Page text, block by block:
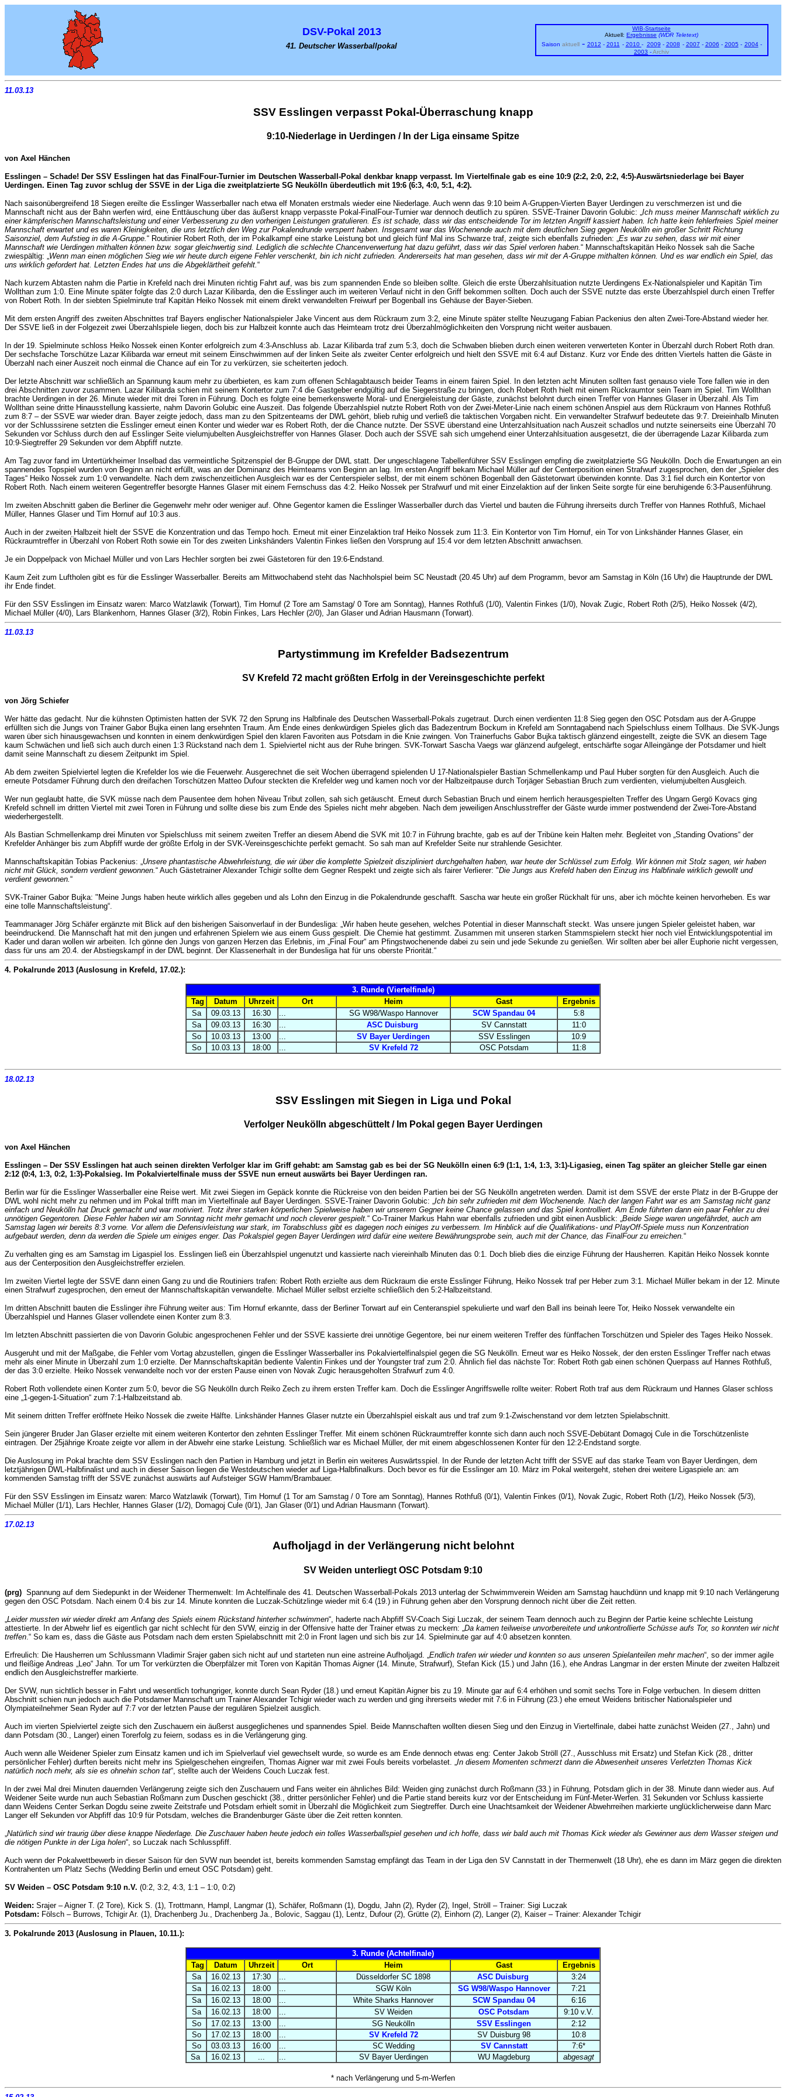
DSV-Pokal 2013
41. Deutscher Wasserballpokal
WIB-Startseite
Aktuell: Ergebnisse (WDR Teletext)
Saison aktuell - 2012 - 2011 - 2010 - 2009 - 2008 - 2007 - 2006 - 2005 - 2004-
2003 -Archiv
11.03.13
SSV Esslingen verpasst Pokal-Überraschung knapp
9:10-Niederlage in Uerdingen / In der Liga einsame Spitze
von Axel Hänchen
Esslingen – Schade! Der SSV Esslingen hat das FinalFour-Turnier im Deutschen Wasserball-Pokal denkbar knapp verpasst. Im Viertelfinale gab es eine 10:9 (2:2, 2:0, 2:2, 4:5)-Auswärtsniederlage bei Bayer
Uerdingen. Einen Tag zuvor schlug der SSVE in der Liga die zweitplatzierte SG Neukölln überdeutlich mit 19:6 (6:3, 4:0, 5:1, 4:2).
Nach saisonübergreifend 18 Siegen ereilte die Esslinger Wasserballer nach etwa elf Monaten erstmals wieder eine Niederlage. Auch wenn das 9:10 beim A-Gruppen-Vierten Bayer Uerdingen zu verschmerzen ist und die
Mannschaft nicht aus der Bahn werfen wird, eine Enttäuschung über das äußerst knapp verpasste Pokal-FinalFour-Turnier war dennoch deutlich zu spüren. SSVE-Trainer Davorin Golubic: „Ich muss meiner Mannschaft wirklich zu
einer kämpferischen Mannschaftsleistung und einer Verbesserung zu den vorherigen Leistungen gratulieren. Es ist schade, dass wir das entscheidende Tor im letzten Angriff kassiert haben. Ich hatte kein fehlerfreies Spiel meiner
Mannschaft erwartet und es waren Kleinigkeiten, die uns letztlich den Weg zur Pokalendrunde versperrt haben. Insgesamt war das Wochenende auch mit dem deutlichen Sieg gegen Neukölln ein großer Schritt Richtung
Saisonziel, dem Aufstieg in die A-Gruppe.“ Routinier Robert Roth, der im Pokalkampf eine starke Leistung bot und gleich fünf Mal ins Schwarze traf, zeigte sich ebenfalls zufrieden: „Es war zu sehen, dass wir mit einer
Mannschaft wie Uerdingen mithalten können bzw. sogar gleichwertig sind. Lediglich die schlechte Chancenverwertung hat dazu geführt, dass wir das Spiel verloren haben.“ Mannschaftskapitän Heiko Nossek sah die Sache
zwiespältig: „Wenn man einen möglichen Sieg wie wir heute durch eigene Fehler verschenkt, bin ich nicht zufrieden. Andererseits hat man gesehen, dass wir mit der A-Gruppe mithalten können. Und es war endlich ein Spiel, das
uns wirklich gefordert hat. Letzten Endes hat uns die Abgeklärtheit gefehlt.“
Nach kurzem Abtasten nahm die Partie in Krefeld nach drei Minuten richtig Fahrt auf, was bis zum spannenden Ende so bleiben sollte. Gleich die erste Überzahlsituation nutzte Uerdingens Ex-Nationalspieler und Kapitän Tim
Wollthan zum 1:0. Eine Minute später folgte das 2:0 durch Lazar Kilibarda, den die Esslinger auch im weiteren Verlauf nicht in den Griff bekommen sollten. Doch auch der SSVE nutzte das erste Überzahlspiel durch einen Treffer
von Robert Roth. In der siebten Spielminute traf Kapitän Heiko Nossek mit einem direkt verwandelten Freiwurf per Bogenball ins Gehäuse der Bayer-Sieben.
Mit dem ersten Angriff des zweiten Abschnittes traf Bayers englischer Nationalspieler Jake Vincent aus dem Rückraum zum 3:2, eine Minute später stellte Neuzugang Fabian Packenius den alten Zwei-Tore-Abstand wieder her.
Der SSVE ließ in der Folgezeit zwei Überzahlspiele liegen, doch bis zur Halbzeit konnte auch das Heimteam trotz drei Überzahlmöglichkeiten den Vorsprung nicht weiter ausbauen.
In der 19. Spielminute schloss Heiko Nossek einen Konter erfolgreich zum 4:3-Anschluss ab. Lazar Kilibarda traf zum 5:3, doch die Schwaben blieben durch einen weiteren verwerteten Konter in Überzahl durch Robert Roth dran.
Der sechsfache Torschütze Lazar Kilibarda war erneut mit seinem Einschwimmen auf der linken Seite als zweiter Center erfolgreich und hielt den SSVE mit 6:4 auf Distanz. Kurz vor Ende des dritten Viertels hatten die Gäste in
Überzahl nach einer Auszeit noch einmal die Chance auf ein Tor zu verkürzen, sie scheiterten jedoch.
Der letzte Abschnitt war schließlich an Spannung kaum mehr zu überbieten, es kam zum offenen Schlagabtausch beider Teams in einem fairen Spiel. In den letzten acht Minuten sollten fast genauso viele Tore fallen wie in den
drei Abschnitten zuvor zusammen. Lazar Kilibarda schien mit seinem Kontertor zum 7:4 die Gastgeber endgültig auf die Siegerstraße zu bringen, doch Robert Roth hielt mit einem Rückraumtor sein Team im Spiel. Tim Wollthan
brachte Uerdingen in der 26. Minute wieder mit drei Toren in Führung. Doch es folgte eine bemerkenswerte Moral- und Energieleistung der Gäste, zunächst belohnt durch einen Treffer von Hannes Glaser in Überzahl. Als Tim
Wollthan seine dritte Hinausstellung kassierte, nahm Davorin Golubic eine Auszeit. Das folgende Überzahlspiel nutzte Robert Roth von der Zwei-Meter-Linie nach einem schönen Anspiel aus dem Rückraum von Hannes Rothfuß
zum 8:7 – der SSVE war wieder dran. Bayer zeigte jedoch, dass man zu den Spitzenteams der DWL gehört, blieb ruhig und verließ die taktischen Vorgaben nicht. Ein verwandelter Strafwurf bedeutete das 9:7. Dreieinhalb Minuten
vor der Schlusssirene setzten die Esslinger erneut einen Konter und wieder war es Robert Roth, der die Chance nutzte. Der SSVE überstand eine Unterzahlsituation nach Auszeit schadlos und nutzte seinerseits eine Überzahl 70
Sekunden vor Schluss durch den auf Esslinger Seite vielumjubelten Ausgleichstreffer von Hannes Glaser. Doch auch der SSVE sah sich umgehend einer Unterzahlsituation ausgesetzt, die der überragende Lazar Kilibarda zum
10:9-Siegtreffer 29 Sekunden vor dem Abpfiff nutzte.
Am Tag zuvor fand im Untertürkheimer Inselbad das vermeintliche Spitzenspiel der B-Gruppe der DWL statt. Der ungeschlagene Tabellenführer SSV Esslingen empfing die zweitplatzierte SG Neukölln. Doch die Erwartungen an ein
spannendes Topspiel wurden von Beginn an nicht erfüllt, was an der Dominanz des Heimteams von Beginn an lag. Im ersten Angriff bekam Michael Müller auf der Centerposition einen Strafwurf zugesprochen, den der „Spieler des
Tages“ Heiko Nossek zum 1:0 verwandelte. Nach dem zwischenzeitlichen Ausgleich war es der Centerspieler selbst, der mit einem schönen Bogenball den Gästetorwart überwinden konnte. Das 3:1 fiel durch ein Kontertor von
Robert Roth. Nach einem weiteren Gegentreffer besorgte Hannes Glaser mit einem Fernschuss das 4:2. Heiko Nossek per Strafwurf und mit einer Einzelaktion auf der linken Seite sorgte für eine beruhigende 6:3-Pausenführung.
Im zweiten Abschnitt gaben die Berliner die Gegenwehr mehr oder weniger auf. Ohne Gegentor kamen die Esslinger Wasserballer durch das Viertel und bauten die Führung ihrerseits durch Treffer von Hannes Rothfuß, Michael
Müller, Hannes Glaser und Tim Hornuf auf 10:3 aus.
Auch in der zweiten Halbzeit hielt der SSVE die Konzentration und das Tempo hoch. Erneut mit einer Einzelaktion traf Heiko Nossek zum 11:3. Ein Kontertor von Tim Hornuf, ein Tor von Linkshänder Hannes Glaser, ein
Rückraumtreffer in Überzahl von Robert Roth sowie ein Tor des zweiten Linkshänders Valentin Finkes ließen den Vorsprung auf 15:4 vor dem letzten Abschnitt anwachsen.
Je ein Doppelpack von Michael Müller und von Lars Hechler sorgten bei zwei Gästetoren für den 19:6-Endstand.
Kaum Zeit zum Luftholen gibt es für die Esslinger Wasserballer. Bereits am Mittwochabend steht das Nachholspiel beim SC Neustadt (20.45 Uhr) auf dem Programm, bevor am Samstag in Köln (16 Uhr) die Hauptrunde der DWL
ihr Ende findet.
Für den SSV Esslingen im Einsatz waren: Marco Watzlawik (Torwart), Tim Hornuf (2 Tore am Samstag/ 0 Tore am Sonntag), Hannes Rothfuß (1/0), Valentin Finkes (1/0), Novak Zugic, Robert Roth (2/5), Heiko Nossek (4/2),
Michael Müller (4/0), Lars Blankenhorn, Hannes Glaser (3/2), Robin Finkes, Lars Hechler (2/0), Jan Glaser und Adrian Hausmann (Torwart).
11.03.13
Partystimmung im Krefelder Badsezentrum
SV Krefeld 72 macht größten Erfolg in der Vereinsgeschichte perfekt
von Jörg Schiefer
Wer hätte das gedacht. Nur die kühnsten Optimisten hatten der SVK 72 den Sprung ins Halbfinale des Deutschen Wasserball-Pokals zugetraut. Durch einen verdienten 11:8 Sieg gegen den OSC Potsdam aus der A-Gruppe
erfüllten sich die Jungs von Trainer Gabor Bujka einen lang ersehnten Traum. Am Ende eines denkwürdigen Spieles glich das Badezentrum Bockum in Krefeld am Sonntagabend nach Spielschluss einem Tollhaus. Die SVK-Jungs
waren über sich hinausgewachsen und konnten in einem denkwürdigen Spiel den klaren Favoriten aus Potsdam in die Knie zwingen. Von Trainerfuchs Gabor Bujka taktisch glänzend eingestellt, zeigte die SVK an diesem Tage
kaum Schwächen und ließ sich auch durch einen 1:3 Rückstand nach dem 1. Spielviertel nicht aus der Ruhe bringen. SVK-Torwart Sascha Vaegs war glänzend aufgelegt, entschärfte sogar Alleingänge der Potsdamer und hielt
damit seine Mannschaft zu diesem Zeitpunkt im Spiel.
Ab dem zweiten Spielviertel legten die Krefelder los wie die Feuerwehr. Ausgerechnet die seit Wochen überragend spielenden U 17-Nationalspieler Bastian Schmellenkamp und Paul Huber sorgten für den Ausgleich. Auch die
erneute Potsdamer Führung durch den dreifachen Torschützen Matteo Dufour steckten die Krefelder weg und kamen noch vor der Halbzeitpause durch Torjäger Sebastian Bruch zum verdienten, vielumjubelten Ausgleich.
Wer nun geglaubt hatte, die SVK müsse nach dem Pausentee dem hohen Niveau Tribut zollen, sah sich getäuscht. Erneut durch Sebastian Bruch und einem herrlich herausgespielten Treffer des Ungarn Gergö Kovacs ging
Krefeld schnell im dritten Viertel mit zwei Toren in Führung und sollte diese bis zum Ende des Spieles nicht mehr abgeben. Nach dem jeweiligen Anschlusstreffer der Gäste wurde immer postwendend der Zwei-Tore-Abstand
wiederhergestellt.
Als Bastian Schmellenkamp drei Minuten vor Spielschluss mit seinem zweiten Treffer an diesem Abend die SVK mit 10:7 in Führung brachte, gab es auf der Tribüne kein Halten mehr. Begleitet von „Standing Ovations“ der
Krefelder Anhänger bis zum Abpfiff wurde der größte Erfolg in der SVK-Vereinsgeschichte perfekt gemacht. So sah man auf Krefelder Seite nur strahlende Gesichter.
Mannschaftskapitän Tobias Packenius: „ Unsere phantastische Abwehrleistung, die wir über die komplette Spielzeit diszipliniert durchgehalten haben, war heute der Schlüssel zum Erfolg. Wir können mit Stolz sagen, wir haben
nicht mit Glück, sondern verdient gewonnen. “ Auch Gästetrainer Alexander Tchigir sollte dem Gegner Respekt und zeigte sich als fairer Verlierer: "Die Jungs aus Krefeld haben den Einzug ins Halbfinale wirklich gewollt und
verdient gewonnen. “
SVK-Trainer Gabor Bujka: "Meine Jungs haben heute wirklich alles gegeben und als Lohn den Einzug in die Pokalendrunde geschafft. Sascha war heute ein großer Rückhalt für uns, aber ich möchte keinen hervorheben. Es war
eine tolle Mannschaftsleistung“.
Teammanager Jörg Schäfer ergänzte mit Blick auf den bisherigen Saisonverlauf in der Bundesliga: „Wir haben heute gesehen, welches Potential in dieser Mannschaft steckt. Was unsere jungen Spieler geleistet haben, war
beeindruckend. Die Mannschaft hat mit den jungen und erfahrenen Spielern wie aus einem Guss gespielt. Die Chemie hat gestimmt. Zusammen mit unseren starken Stammspielern steckt hier noch viel Entwicklungspotential im
Kader und daran wollen wir arbeiten. Ich gönne den Jungs von ganzen Herzen das Erlebnis, im „Final Four“ am Pfingstwochenende dabei zu sein und jede Sekunde zu genießen. Wir sollten aber bei aller Euphorie nicht vergessen,
dass für uns am 20.4. der Abstiegskampf in der DWL beginnt. Der Klassenerhalt in der Bundesliga hat für uns oberste Priorität.“
4. Pokalrunde 2013 (Auslosung in Krefeld, 17.02.):
3. Runde (Viertelfinale)
Tag
Datum Uhrzeit Ort Heim Gast
Ergebnis
Sa
09.03.13 16:30 SG W98/Waspo Hannover SCW Spandau 04
5:8
Sa
09.03.13 16:30 ASC Duisburg SV Cannstatt
11:0
So
10.03.13 13:00 SV Bayer Uerdingen SSV Esslingen
10:9
So
10.03.13 18:00 SV Krefeld 72 OSC Potsdam 11:8
18.02.13
SSV Esslingen mit Siegen in Liga und Pokal
Verfolger Neukölln abgeschüttelt / Im Pokal gegen Bayer Uerdingen
von Axel Hänchen
Esslingen – Der SSV Esslingen hat auch seinen direkten Verfolger klar im Griff gehabt: am Samstag gab es bei der SG Neukölln einen 6:9 (1:1, 1:4, 1:3, 3:1)-Ligasieg, einen Tag später an gleicher Stelle gar einen
2:12 (0:4, 1:3, 0:2, 1:3)-Pokalsieg. Im Pokalviertelfinale muss der SSVE nun erneut auswärts bei Bayer Uerdingen ran.
Berlin war für die Esslinger Wasserballer eine Reise wert. Mit zwei Siegen im Gepäck konnte die Rückreise von den beiden Partien bei der SG Neukölln angetreten werden. Damit ist dem SSVE der erste Platz in der B-Gruppe der
DWL wohl nicht mehr zu nehmen und im Pokal trifft man im Viertelfinale auf Bayer Uerdingen. SSVE-Trainer Davorin Golubic: „ Ich bin sehr zufrieden mit dem Wochenende. Nach der langen Fahrt war es am Samstag nicht ganz
einfach und Neukölln hat Druck gemacht und war motiviert. Trotz ihrer starken körperlichen Spielweise haben wir unserem Gegner keine Chance gelassen und das Spiel kontrolliert. Am Ende führten dann ein paar Fehler zu drei
unnötigen Gegentoren. Diese Fehler haben wir am Sonntag nicht mehr gemacht und noch cleverer gespielt. “ Co-Trainer Markus Hahn war ebenfalls zufrieden und gibt einen Ausblick: „ Beide Siege waren ungefährdet, auch am
Samstag lagen wir bereits 8:3 vorne. Vor allem die Defensivleistung war stark, im Torabschluss gibt es dagegen noch einiges zu verbessern. Im Hinblick auf die Qualifikations- und PlayOff-Spiele muss nun Konzentration
aufgebaut werden, denn da werden die Spiele um einiges enger. Das Pokalspiel gegen Bayer Uerdingen wird dafür eine weitere Bewährungsprobe sein, auch mit der Chance, das FinalFour zu erreichen. “
Zu verhalten ging es am Samstag im Ligaspiel los. Esslingen ließ ein Überzahlspiel ungenutzt und kassierte nach viereinhalb Minuten das 0:1. Doch blieb dies die einzige Führung der Hausherren. Kapitän Heiko Nossek konnte
aus der Centerposition den Ausgleichstreffer erzielen.
Im zweiten Viertel legte der SSVE dann einen Gang zu und die Routiniers trafen: Robert Roth erzielte aus dem Rückraum die erste Esslinger Führung, Heiko Nossek traf per Heber zum 3:1. Michael Müller bekam in der 12. Minute
einen Strafwurf zugesprochen, den erneut der Mannschaftskapitän verwandelte. Michael Müller selbst erzielte schließlich den 5:2-Halbzeitstand.
Im dritten Abschnitt bauten die Esslinger ihre Führung weiter aus: Tim Hornuf erkannte, dass der Berliner Torwart auf ein Centeranspiel spekulierte und warf den Ball ins beinah leere Tor, Heiko Nossek verwandelte ein
Überzahlspiel und Hannes Glaser vollendete einen Konter zum 8:3.
Im letzten Abschnitt passierten die von Davorin Golubic angesprochenen Fehler und der SSVE kassierte drei unnötige Gegentore, bei nur einem weiteren Treffer des fünffachen Torschützen und Spieler des Tages Heiko Nossek.
Ausgeruht und mit der Maßgabe, die Fehler vom Vortag abzustellen, gingen die Esslinger Wasserballer ins Pokalviertelfinalspiel gegen die SG Neukölln. Erneut war es Heiko Nossek, der den ersten Esslinger Treffer nach etwas
mehr als einer Minute in Überzahl zum 1:0 erzielte. Der Mannschaftskapitän bediente Valentin Finkes und der Youngster traf zum 2:0. Ähnlich fiel das nächste Tor: Robert Roth gab einen schönen Querpass auf Hannes Rothfuß,
der das 3:0 erzielte. Heiko Nossek verwandelte noch vor der ersten Pause einen von Novak Zugic herausgeholten Strafwurf zum 4:0.
Robert Roth vollendete einen Konter zum 5:0, bevor die SG Neukölln durch Reiko Zech zu ihrem ersten Treffer kam. Doch die Esslinger Angriffswelle rollte weiter: Robert Roth traf aus dem Rückraum und Hannes Glaser schloss
eine „1-gegen-1-Situation“ zum 7:1-Halbzeitstand ab.
Mit seinem dritten Treffer eröffnete Heiko Nossek die zweite Hälfte. Linkshänder Hannes Glaser nutzte ein Überzahlspiel eiskalt aus und traf zum 9:1-Zwischenstand vor dem letzten Spielabschnitt.
Sein jüngerer Bruder Jan Glaser erzielte mit einem weiteren Kontertor den zehnten Esslinger Treffer. Mit einem schönen Rückraumtreffer konnte sich dann auch noch SSVE-Debütant Domagoj Cule in die Torschützenliste
eintragen. Der 25jährige Kroate zeigte vor allem in der Abwehr eine starke Leistung. Schließlich war es Michael Müller, der mit einem abgeschlossenen Konter für den 12:2-Endstand sorgte.
Die Auslosung im Pokal brachte dem SSV Esslingen nach den Partien in Hamburg und jetzt in Berlin ein weiteres Auswärtsspiel. In der Runde der letzten Acht trifft der SSVE auf das starke Team von Bayer Uerdingen, dem
letztjährigen DWL-Halbfinalist und auch in dieser Saison liegen die Westdeutschen wieder auf Liga-Halbfinalkurs. Doch bevor es für die Esslinger am 10. März im Pokal weitergeht, stehen drei weitere Ligaspiele an: am
kommenden Samstag trifft der SSVE zunächst auswärts auf Aufsteiger SGW Hamm/Brambauer.
Für den SSV Esslingen im Einsatz waren: Marco Watzlawik (Torwart), Tim Hornuf (1 Tor am Samstag / 0 Tore am Sonntag), Hannes Rothfuß (0/1), Valentin Finkes (0/1), Novak Zugic, Robert Roth (1/2), Heiko Nossek (5/3),
Michael Müller (1/1), Lars Hechler, Hannes Glaser (1/2), Domagoj Cule (0/1), Jan Glaser (0/1) und Adrian Hausmann (Torwart).
17.02.13
Aufholjagd in der Verlängerung nicht belohnt
SV Weiden unterliegt OSC Potsdam 9:10
(prg) Spannung auf dem Siedepunkt in der Weidener Thermenwelt: Im Achtelfinale des 41. Deutschen Wasserball-Pokals 2013 unterlag der Schwimmverein Weiden am Samstag hauchdünn und knapp mit 9:10 nach Verlängerung
gegen den OSC Potsdam. Nach einem 0:4 bis zur 14. Minute konnten die Luczak-Schützlinge wieder mit 6:4 (19.) in Führung gehen aber den Vorsprung dennoch nicht über die Zeit retten.
„Leider mussten wir wieder direkt am Anfang des Spiels einem Rückstand hinterher schwimmen“, haderte nach Abpfiff SV-Coach Sigi Luczak, der seinem Team dennoch auch zu Beginn der Partie keine schlechte Leistung
attestierte. In der Abwehr lief es eigentlich gar nicht schlecht für den SVW, einzig in der Offensive hatte der Trainer etwas zu meckern: „Da kamen teilweise unvorbereitete und unkontrollierte Schüsse aufs Tor, so konnten wir nicht
treffen.“ So kam es, dass die Gäste aus Potsdam nach dem ersten Spielabschnitt mit 2:0 in Front lagen und sich bis zur 14. Spielminute gar auf 4:0 absetzen konnten.
Erfreulich: Die Hausherren um Schlussmann Vladimir Srajer gaben sich nicht auf und starteten nun eine astreine Aufholjagd. „Endlich trafen wir wieder und konnten so aus unseren Spielanteilen mehr machen“, so der immer agile
und fleißige Andreas „Leo“ Jahn. Tor um Tor verkürzten die Oberpfälzer mit Toren von Kapitän Thomas Aigner (14. Minute, Strafwurf), Stefan Kick (15.) und Jahn (16.), ehe Andras Langmar in der ersten Minute der zweiten Halbzeit
endlich den Ausgleichstreffer markierte.
Der SVW, nun sichtlich besser in Fahrt und wesentlich torhungriger, konnte durch Sean Ryder (18.) und erneut Kapitän Aigner bis zu 19. Minute gar auf 6:4 erhöhen und somit sechs Tore in Folge verbuchen. In diesem dritten
Abschnitt schien nun jedoch auch die Potsdamer Mannschaft um Trainer Alexander Tchigir wieder wach zu werden und ging ihrerseits wieder mit 7:6 in Führung (23.) ehe erneut Weidens britischer Nationalspieler und
Olympiateilnehmer Sean Ryder auf 7:7 vor der letzten Pause der regulären Spielzeit ausglich.
Auch im vierten Spielviertel zeigte sich den Zuschauern ein äußerst ausgeglichenes und spannendes Spiel. Beide Mannschaften wollten diesen Sieg und den Einzug in Viertelfinale, dabei hatte zunächst Weiden (27., Jahn) und
dann Potsdam (30., Langer) einen Torerfolg zu feiern, sodass es in die Verlängerung ging.
Auch wenn alle Weidener Spieler zum Einsatz kamen und ich im Spielverlauf viel gewechselt wurde, so wurde es am Ende dennoch etwas eng: Center Jakob Ströll (27., Ausschluss mit Ersatz) und Stefan Kick (28., dritter
persönlicher Fehler) durften bereits nicht mehr ins Spielgeschehen eingreifen, Thomas Aigner war mit zwei Fouls bereits vorbelastet. „In diesem Momenten schmerzt dann die Abwesenheit unseres Verletzten Thomas Kick
natürlich noch mehr, als sie es ohnehin schon tat“, stellte auch der Weidens Couch Luczak fest.
In der zwei Mal drei Minuten dauernden Verlängerung zeigte sich den Zuschauern und Fans weiter ein ähnliches Bild: Weiden ging zunächst durch Roßmann (33.) in Führung, Potsdam glich in der 38. Minute dann wieder aus. Auf
Weidener Seite wurde nun auch Sebastian Roßmann zum Duschen geschickt (38., dritter persönlicher Fehler) und die Partie stand bereits kurz vor der Entscheidung im Fünf-Meter-Werfen. 31 Sekunden vor Schluss kassierte
dann Weidens Center Serkan Dogdu seine zweite Zeitstrafe und Potsdam erhielt somit in Überzahl die Möglichkeit zum Siegtreffer. Durch eine Unachtsamkeit der Weidener Abwehrreihen markierte unglücklicherweise dann Marc
Langer elf Sekunden vor Abpfiff das 10:9 für Potsdam, welches die Brandenburger Gäste über die Zeit retten konnten.
„Natürlich sind wir traurig über diese knappe Niederlage. Die Zuschauer haben heute jedoch ein tolles Wasserballspiel gesehen und ich hoffe, dass wir bald auch mit Thomas Kick wieder als Gewinner aus dem Wasser steigen und
die nötigen Punkte in der Liga holen“, so Luczak nach Schlusspfiff.
Auch wenn der Pokalwettbewerb in dieser Saison für den SVW nun beendet ist, bereits kommenden Samstag empfängt das Team in der Liga den SV Cannstatt in der Thermenwelt (18 Uhr), ehe es dann im März gegen die direkten
Kontrahenten um Platz Sechs (Wedding Berlin und erneut OSC Potsdam) geht.
SV Weiden – OSC Potsdam 9:10 n.V. (0:2, 3:2, 4:3, 1:1 – 1:0, 0:2)
Weiden: Srajer – Aigner T. (2 Tore), Kick S. (1), Trottmann, Hampl, Langmar (1), Schäfer, Roßmann (1), Dogdu, Jahn (2), Ryder (2), Ingel, Ströll – Trainer: Sigi Luczak
Potsdam: Fölsch – Burrows, Tchigir Ar. (1), Drachenberg Ju., Drachenberg Ja., Bolovic, Saggau (1), Lentz, Dufour (2), Grütte (2), Einhorn (2), Langer (2), Kaiser – Trainer: Alexander Tchigir
3. Pokalrunde 2013 (Auslosung in Plauen, 10.11.):
3. Runde (Achtelfinale)
Tag
Datum Uhrzeit Ort Heim Gast
Ergebnis
Sa
16.02.13 17:30 ... Düsseldorfer SC 1898 ASC Duisburg
3:24
Sa
16.02.13 18:00 ... SGW Köln SG W98/Waspo Hannover
7:21
Sa
16.02.13 18:00 ... White Sharks Hannover SCW Spandau 04
6:16
Sa
16.02.13 18:00 ... SV Weiden OSC Potsdam
9:10 v.V.
So
17.02.13 13:00 ... SG Neukölln SSV Esslingen
2:12
So
17.02.13 18:00 ... SV Krefeld 72 SV Duisburg 98
10:8
So
03.03.13 16:00 ... SC Wedding SV Cannstatt
7:6*
Sa
16.02.13 ... ... SV Bayer Uerdingen WU Magdeburg abgesagt
* nach Verlängerung und 5-m-Werfen